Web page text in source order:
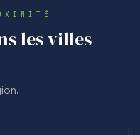
les villes